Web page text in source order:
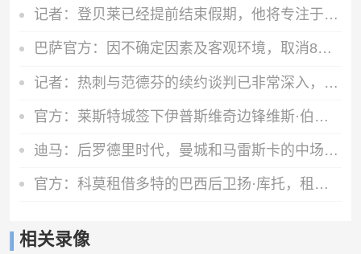
记者：登贝莱已经提前结束假期，他将专注于训练恢复和欧洲超级杯
巴萨官方：因不确定因素及客观环境，取消8月15日的友谊赛
记者：热刺与范德芬的续约谈判已非常深入，德泽尔比发挥关键作用
官方：莱斯特城签下伊普斯维奇边锋维斯·伯恩斯，签约3年
迪马：后罗德里时代，曼城和马雷斯卡的中场梦想人选已确定为恩佐
官方：科莫租借多特的巴西后卫扬·库托，租期一个赛季
相关录像